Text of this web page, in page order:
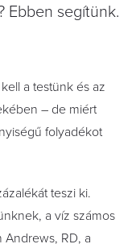
Ebben segítünk.
a testünk és az
– de miért
folyadékot
teszi ki.
a víz számos
Andrews, RD, a